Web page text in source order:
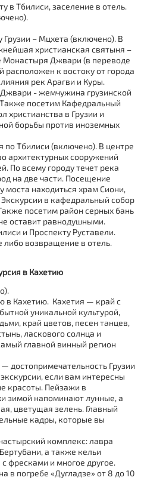
в Тбилиси, заселение в отель.
– Мцхета (включено). В
христианская святыня –
Монастыря Джвари (в переводе
расположен к востоку от города
рек Арагви и Куры.
- жемчужина грузинской
посетим Кафедральный
христианства в Грузии и
борьбы против иноземных
по Тбилиси (включено). В центре
архитектурных сооружений
По всему городу течет река
на две части. Посещение
моста находиться храм Сиони,
в кафедральный собор
посетим район серных бань
оставит равнодушными.
и Проспекту Руставели.
либо возвращение в отель.
в Кахетию
в Кахетию. Кахетия — край с
уникальной культурой,
край цветов, песен танцев,
ласкового солнца и
главной винный регион
— достопримечательность Грузии
если вам интересны
красоты. Пейзажи в
зимой напоминают лунные, а
цветущая зелень. Главный
кадры, которые вы
комплекс: лавра
а также кельи
фресками и многое другое.
в погребе «Дугладзе» от 8 до 10